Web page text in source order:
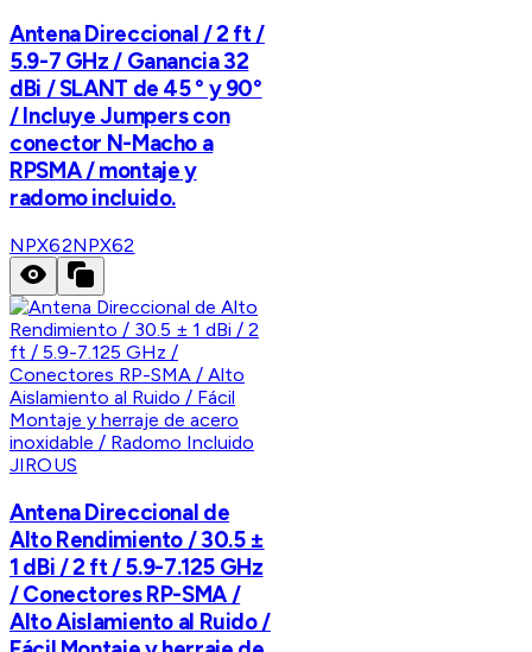
Antena Direccional / 2 ft /
5.9-7 GHz / Ganancia 32
dBi / SLANT de 45 ° y 90°
/ Incluye Jumpers con
conector N-Macho a
RPSMA / montaje y
radomo incluido.
NPX62NPX62
JIROUS
Antena Direccional de
Alto Rendimiento / 30.5 ±
1 dBi / 2 ft / 5.9-7.125 GHz
/ Conectores RP-SMA /
Alto Aislamiento al Ruido /